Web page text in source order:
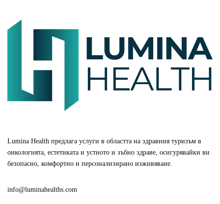
Lumina Health предлага услуги в областта на здравния туризъм в
онкологията, естетиката и устното и зъбно здраве, осигурявайки ви
безопасно, комфортно и персонализирано изживяване.
info@luminahealths.com